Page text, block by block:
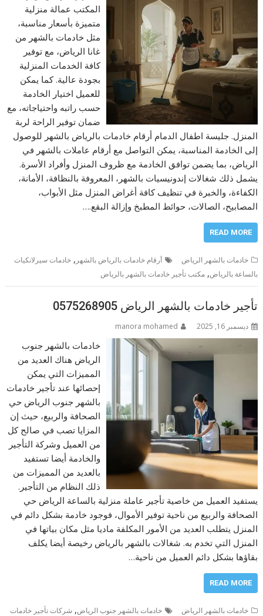
المكتب عمالة منزلية
متميزة بأسعار مناسبة،
مثل خادمات بالشهر من
غانا الرياض، مع توفير
كافة الخدمات المنزلية
بجودة عالية. كما يمكن
للعميل اختيار الخادمة
حسب راتبه واحتياجاته، مع
ضمان توفير الراحة لربة
المنزل. جليسة اطفال الدمام أرقام خادمات بالرياض بالشهر للوصول
إلى الخادمة المناسبة، يمكن التواصل مع أرقام عاملات بالشهر في
الرياض، بما يضمن توافق الخادمة مع ظروف المنزل وأفراد الأسرة.
يشمل ذلك شغالات إندونيسيات بالشهر، المعروفة بالنظافة، الأمانة،
الكفاءة، والخبرة في تنظيف كافة أغراض المنزل مثل الأبواب،
المصابيح، الصالات، حوائط المطبخ وإزالة البقع.…
READ MORE
خادمات بالشهر الرياض أرقام خادمات بالرياض بالشهر ,خادمات سيرلانكيات
بالساعة بالرياض,مكتب تأجير خادمات بالشهر بالرياض
تأجير خادمات بالشهر الرياض 0575268905
ديسمبر 16, 2025 manora mohamed
خادمات بالشهر جنوب
الرياض هناك العديد من
المميزات التي يمكن
إحصائها عند تأجير خادمات
بالشهر جنوب الرياض حي
الصحافة والربيع، حيث إن
المزايا تصب في صالح كل
من العميل وشركة التأجير
والخادمة أيضا تستفيد
بالعديد من المميزات من
ذلك النظام من التأجير.
يستفيد العميل من خاصية تأجير عاملة منزلية بالساعة الرياض حي
الصحافة والربيع من ناحية توفير الأموال، فوجود خادمة بشكل دائم في
المنزل يتطلب العديد من الأمور المكلفة ماديا مثل مكان بياتها في
المنزل التي تخدم به. شغالات بالشهر بالرياض رخيصة أيضا يكلف
بقاؤها بشكل دائم العميل من ناحية…
READ MORE
خادمات بالشهر الرياض خادمات بالشهر جنوب الرياض, شركات تأجير خادمات